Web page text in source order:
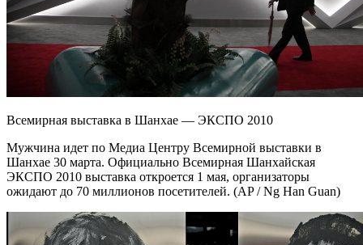
Всемирная выставка в Шанхае — ЭКСПО 2010
Мужчина идет по Медиа Центру Всемирной выставки в
Шанхае 30 марта. Официально Всемирная Шанхайская
ЭКСПО 2010 выставка откроется 1 мая, организаторы
ожидают до 70 миллионов посетителей. (AP / Ng Han Guan)